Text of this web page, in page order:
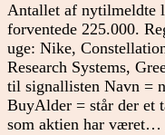
Antallet af nytilmeldte
forventede 225.000.
uge: Nike,
Research Systems,
til signallisten Navn =
BuyAlder = står der et
som aktien har været…